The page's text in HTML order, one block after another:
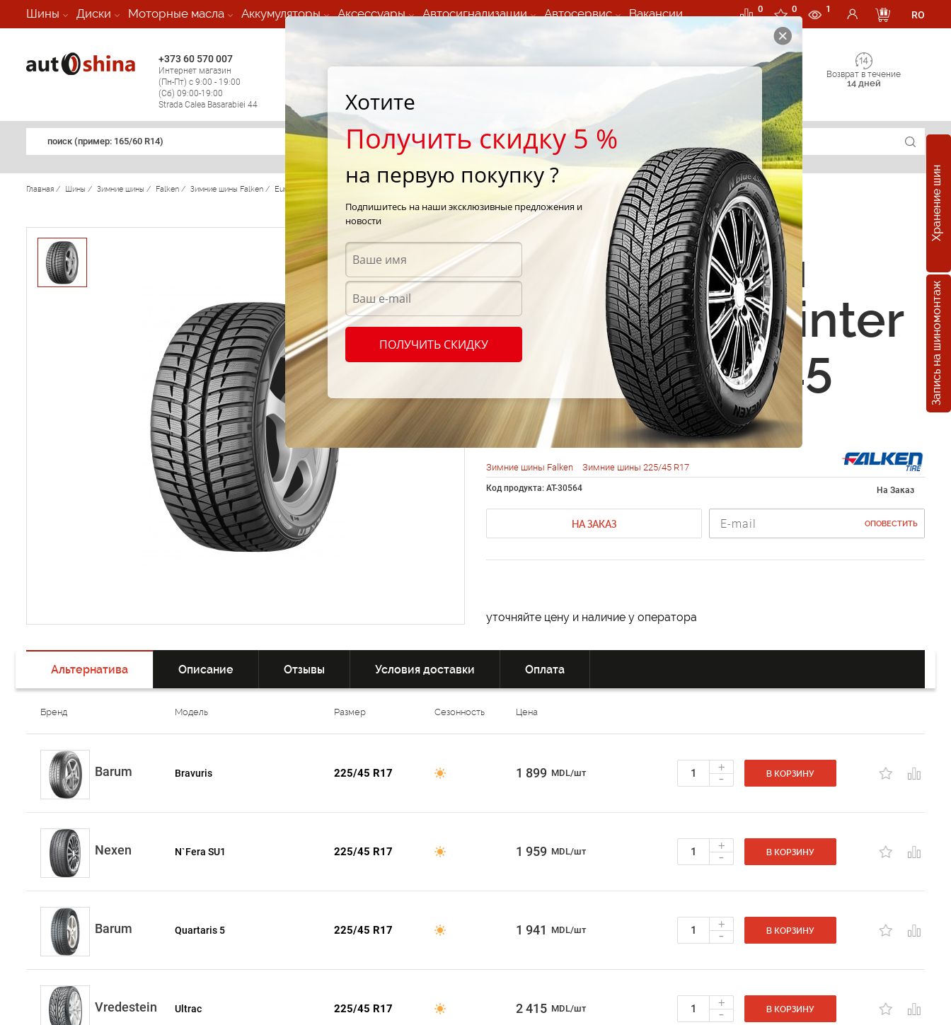
Шины Диски Моторные масла Аккумуляторы Аксессуары Автосигнализации Автосервис Вакансии 0 0 1
RO
+373 60 570 007
Интернет магазин
(Пн-Пт) с 9:00 - 19:00
(Сб) 09:00-19:00
Strada Calea Basarabiei 44
Мобильный шиномонтаж 24/7
Возврат в течение
14 дней
поиск (примеp: 165/60 R14)
Хранение шин
Запись на шиномонтаж
Главная / Шины / Зимние шины / Falken / Зимние шины Falken / Eurowinter HS-449 Falken Eurowinter HS-449 225/45 R17 91H
Зимние шины
Falken Eurowinter
HS-449 225/45
R17 91H
Зимние шины Falken Зимние шины 225/45 R17
Код продукта: AT-30564 На Заказ
НА ЗАКАЗ ОПОВЕСТИТЬ
уточняйте цену и наличие у оператора
Альтернатива Описание Отзывы Условия доставки Оплата
Бренд Модель Размер Сезонность Цена
Barum Bravuris 225/45 R17 1 899 MDL/шт +
- В КОРЗИНУ
Nexen N`Fera SU1 225/45 R17 1 959 MDL/шт +
- В КОРЗИНУ
Barum Quartaris 5 225/45 R17 1 941 MDL/шт +
- В КОРЗИНУ
Vredestein Ultrac 225/45 R17 2 415 MDL/шт +
- В КОРЗИНУ
Хотите
Получить скидку 5 %
на первую покупку ?
Подпишитесь на наши эксклюзивные предложения и
новости
ПОЛУЧИТЬ СКИДКУ